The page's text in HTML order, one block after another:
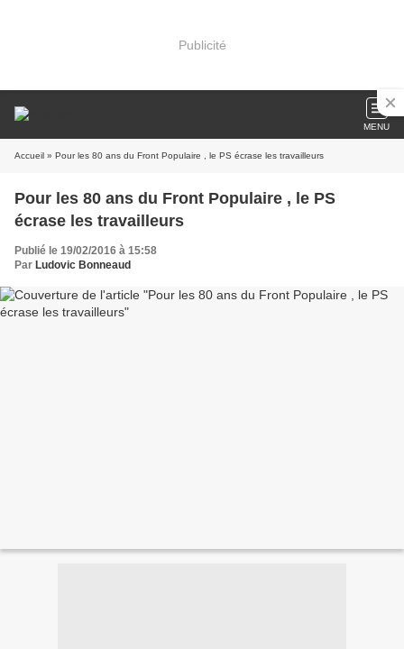
Publicité
MENU
Accueil » Pour les 80 ans du Front Populaire , le PS écrase les travailleurs
Pour les 80 ans du Front Populaire , le PS
écrase les travailleurs
Publié le 19/02/2016 à 15:58
Par Ludovic Bonneaud